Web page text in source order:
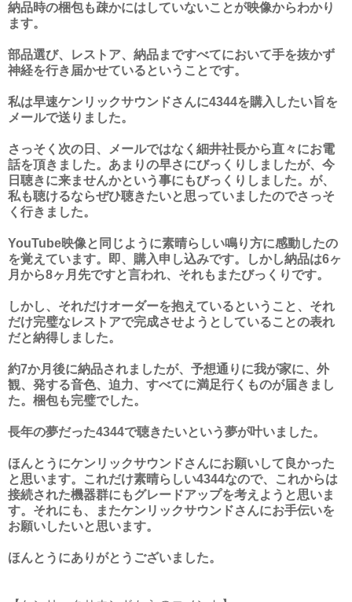
納品時の梱包も疎かにはしていないことが映像からわかり
ます。
部品選び、レストア、納品まですべてにおいて手を抜かず
神経を行き届かせているということです。
私は早速ケンリックサウンドさんに4344を購入したい旨を
メールで送りました。
さっそく次の日、メールではなく細井社長から直々にお電
話を頂きました。あまりの早さにびっくりしましたが、今
日聴きに来ませんかという事にもびっくりしました。が、
私も聴けるならぜひ聴きたいと思っていましたのでさっそ
く行きました。
YouTube映像と同じように素晴らしい鳴り方に感動したの
を覚えています。即、購入申し込みです。しかし納品は6ヶ
月から8ヶ月先ですと言われ、それもまたびっくりです。
しかし、それだけオーダーを抱えているということ、それ
だけ完璧なレストアで完成させようとしていることの表れ
だと納得しました。
約7か月後に納品されましたが、予想通りに我が家に、外
観、発する音色、迫力、すべてに満足行くものが届きまし
た。梱包も完璧でした。
長年の夢だった4344で聴きたいという夢が叶いました。
ほんとうにケンリックサウンドさんにお願いして良かった
と思います。これだけ素晴らしい4344なので、これからは
接続された機器群にもグレードアップを考えようと思いま
す。それにも、またケンリックサウンドさんにお手伝いを
お願いしたいと思います。
ほんとうにありがとうございました。